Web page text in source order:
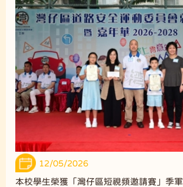
12/05/2026
本校學生榮獲「灣仔區短視頻邀請賽」季軍